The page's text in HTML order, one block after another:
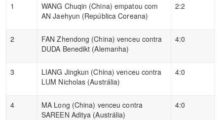
1
WANG Chuqin (China) empatou com
AN Jaehyun (República Coreana)
2:2
2
FAN Zhendong (China) venceu contra
DUDA Benedikt (Alemanha)
4:0
3
LIANG Jingkun (China) venceu contra
LUM Nicholas (Austrália)
4:0
4
MA Long (China) venceu contra
SAREEN Aditya (Austrália)
4:0